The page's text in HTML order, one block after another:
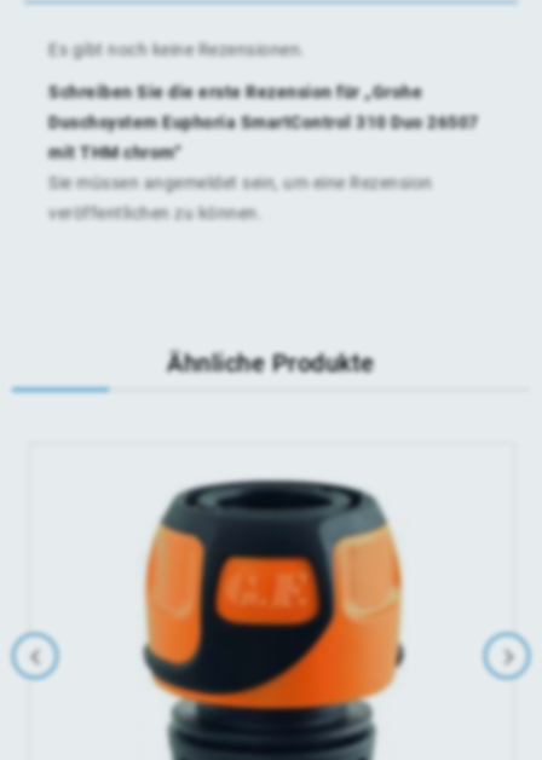
Es gibt noch keine Rezensionen.
Schreiben Sie die erste Rezension für „Grohe
Duschsystem Euphoria SmartControl 310 Duo 26507
mit THM chrom“
Sie müssen angemeldet sein, um eine Rezension
veröffentlichen zu können.
Ähnliche Produkte